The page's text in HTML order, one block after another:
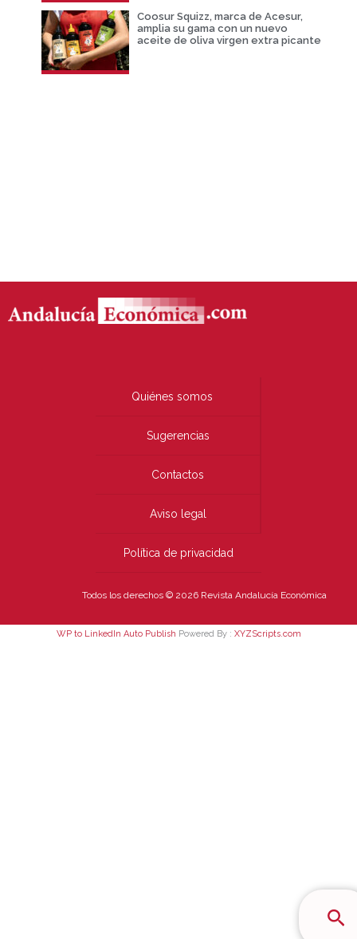
Coosur Squizz, marca de Acesur,
amplia su gama con un nuevo
aceite de oliva virgen extra picante
Quiénes somos
Sugerencias
Contactos
Aviso legal
Política de privacidad
Todos los derechos © 2026 Revista Andalucía Económica
WP to LinkedIn Auto Publish Powered By : XYZScripts.com